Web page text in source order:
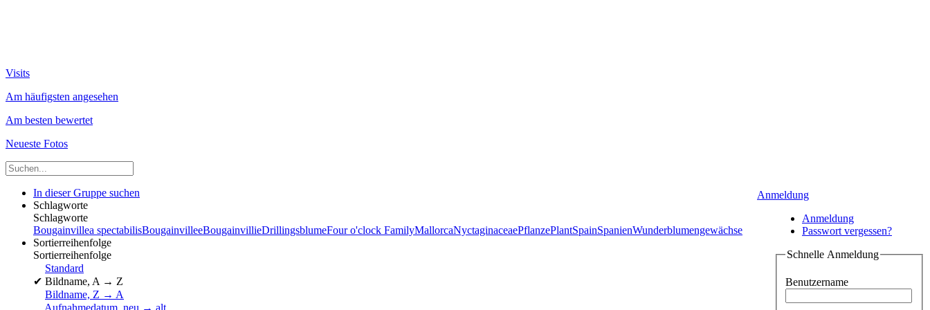
Visits
Am häufigsten angesehen
Am besten bewertet
Neueste Fotos
Anmeldung
Anmeldung
Passwort vergessen?
Schnelle Anmeldung
Benutzername
In dieser Gruppe suchen
Schlagworte
Schlagworte
Bougainvillea spectabilisBougainvilleeBougainvillieDrillingsblumeFour o'clock FamilyMallorcaNyctaginaceaePflanzePlantSpainSpanienWunderblumengewächse
Sortierreihenfolge
Sortierreihenfolge
Standard
✔ Bildname, A → Z
Bildname, Z → A
Aufnahmedatum, neu → alt